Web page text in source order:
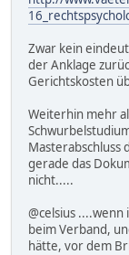
Zwar kein
der Anklage
Gerichtskosten
Weiterhin mehr
Masterabschluss
gerade das
nicht.....
@celsius
beim Verband,
hätte, vor dem